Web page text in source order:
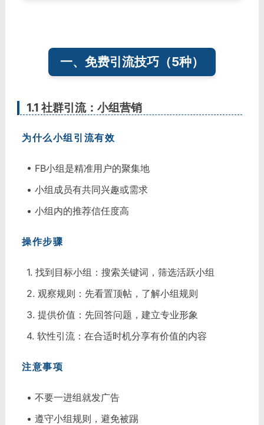
一、免费引流技巧（5种）
1.1 社群引流：小组营销
为什么小组引流有效
• FB小组是精准用户的聚集地
• 小组成员有共同兴趣或需求
• 小组内的推荐信任度高
操作步骤
1. 找到目标小组：搜索关键词，筛选活跃小组
2. 观察规则：先看置顶帖，了解小组规则
3. 提供价值：先回答问题，建立专业形象
4. 软性引流：在合适时机分享有价值的内容
注意事项
• 不要一进组就发广告
• 遵守小组规则，避免被踢